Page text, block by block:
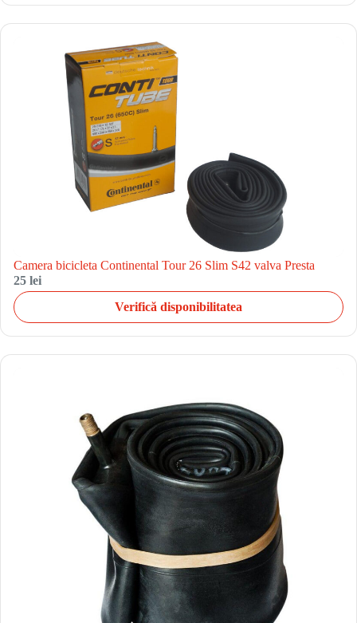
Camera bicicleta Continental Tour 26 Slim S42 valva Presta
25 lei
Verifică disponibilitatea